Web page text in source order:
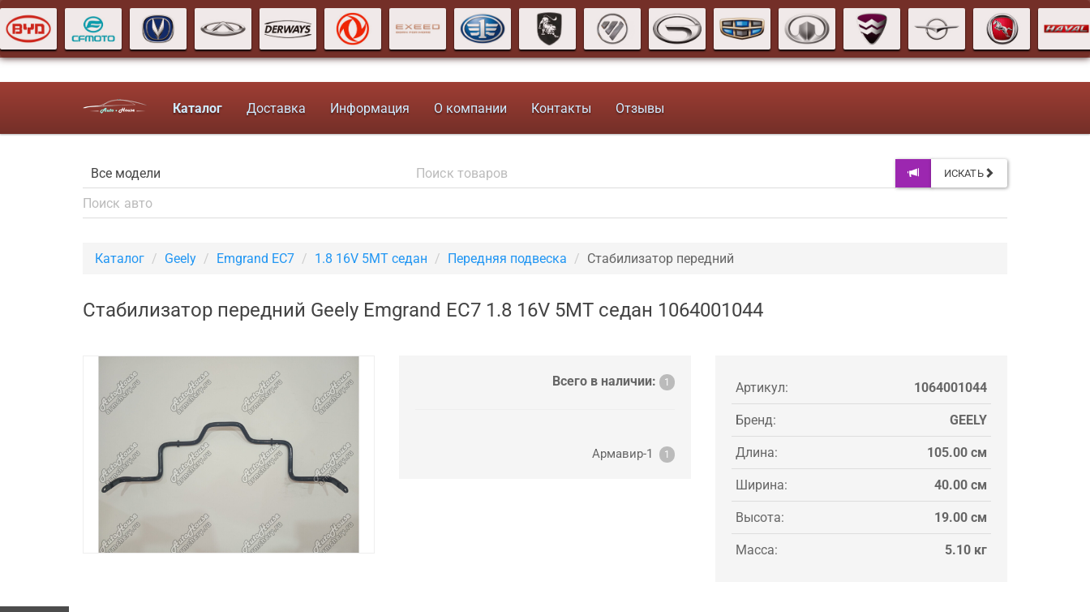
Каталог Доставка Информация О компании Контакты Отзывы
ИСКАТЬ
Каталог Geely Emgrand EC7 1.8 16V 5MT седан Передняя подвеска Стабилизатор передний
Стабилизатор передний Geely Emgrand EC7 1.8 16V 5MT седан 1064001044
Всего в наличии: 1
Армавир-1 1
Артикул: 1064001044
Бренд: GEELY
Длина: 105.00 см
Ширина: 40.00 см
Высота: 19.00 см
Масса: 5.10 кг